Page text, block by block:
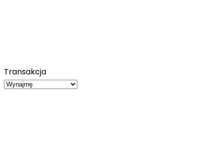
Transakcja